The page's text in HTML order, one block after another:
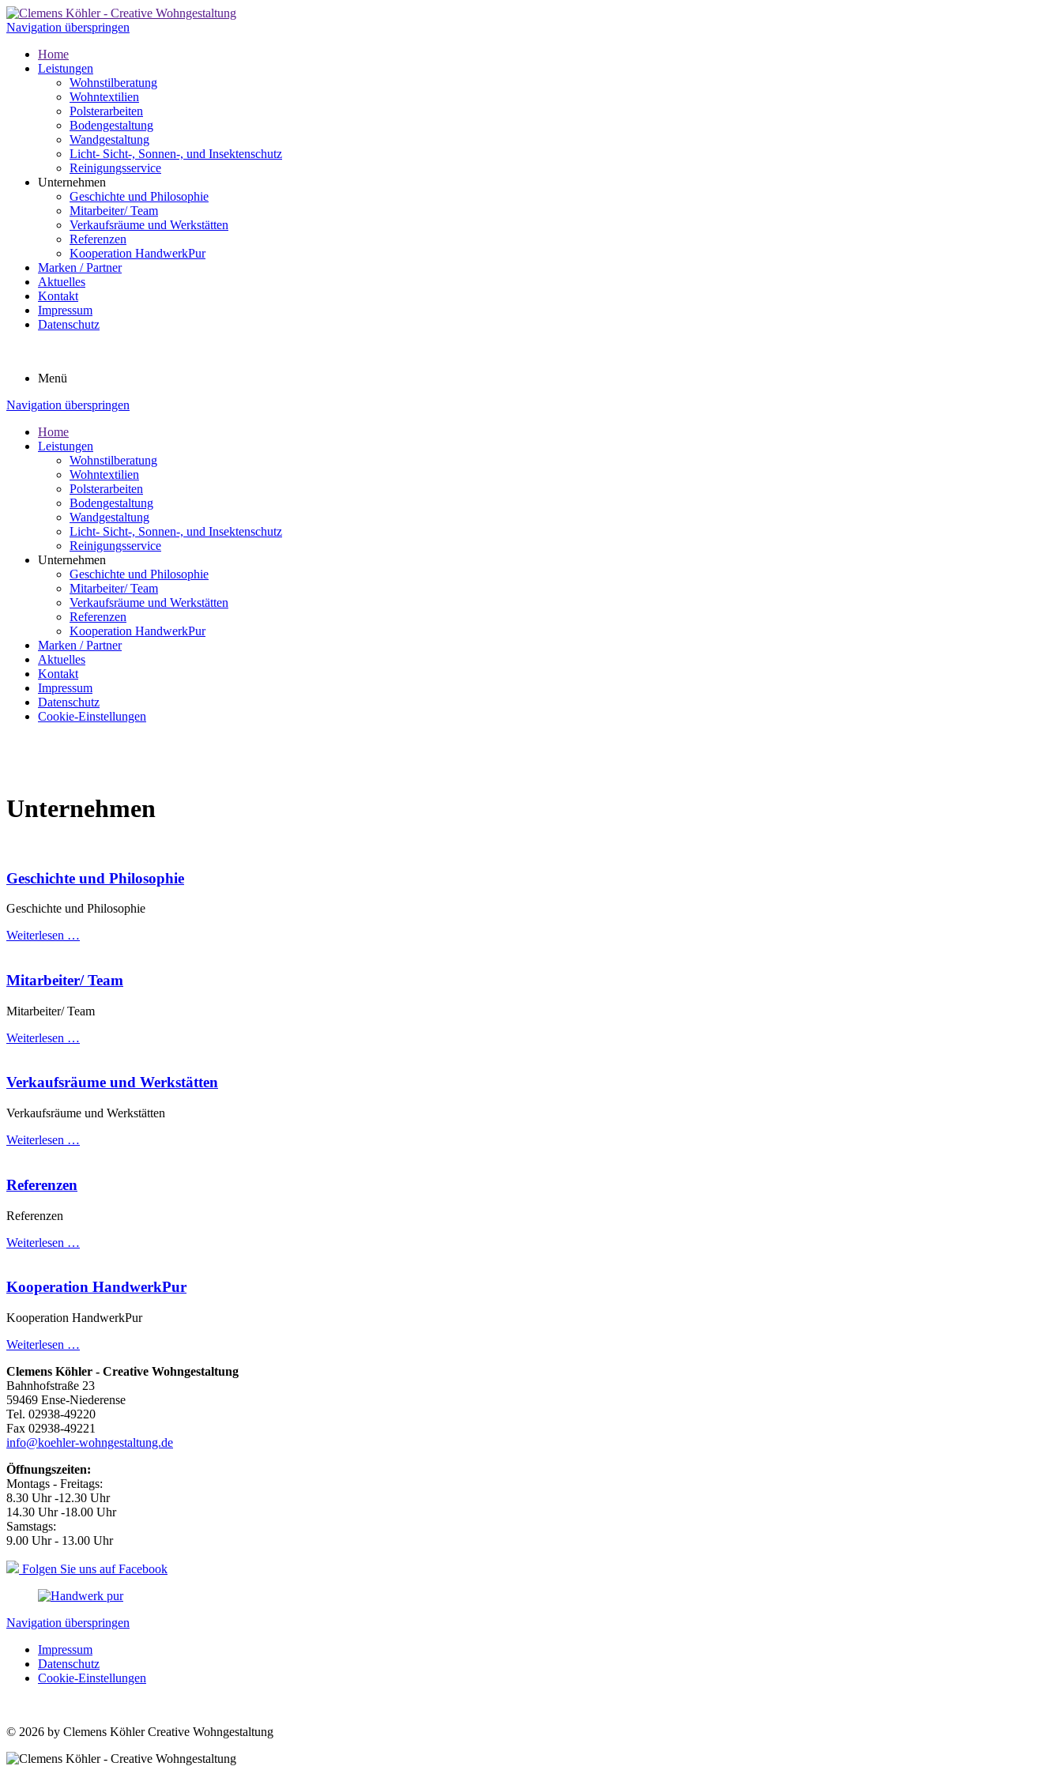
Navigation überspringen
Home
Leistungen
Wohnstilberatung
Wohntextilien
Polsterarbeiten
Bodengestaltung
Wandgestaltung
Licht- Sicht-, Sonnen-, und Insektenschutz
Reinigungsservice
Unternehmen
Geschichte und Philosophie
Mitarbeiter/ Team
Verkaufsräume und Werkstätten
Referenzen
Kooperation HandwerkPur
Marken / Partner
Aktuelles
Kontakt
Impressum
Datenschutz
Menü
Navigation überspringen
Home
Leistungen
Wohnstilberatung
Wohntextilien
Polsterarbeiten
Bodengestaltung
Wandgestaltung
Licht- Sicht-, Sonnen-, und Insektenschutz
Reinigungsservice
Unternehmen
Geschichte und Philosophie
Mitarbeiter/ Team
Verkaufsräume und Werkstätten
Referenzen
Kooperation HandwerkPur
Marken / Partner
Aktuelles
Kontakt
Impressum
Datenschutz
Cookie-Einstellungen
Unternehmen
Geschichte und Philosophie
Geschichte und Philosophie
Weiterlesen …
Mitarbeiter/ Team
Mitarbeiter/ Team
Weiterlesen …
Verkaufsräume und Werkstätten
Verkaufsräume und Werkstätten
Weiterlesen …
Referenzen
Referenzen
Weiterlesen …
Kooperation HandwerkPur
Kooperation HandwerkPur
Weiterlesen …
Clemens Köhler - Creative Wohngestaltung
Bahnhofstraße 23
59469 Ense-Niederense
Tel. 02938-49220
Fax 02938-49221
info@koehler-wohngestaltung.de
Öffnungszeiten:
Montags - Freitags:
8.30 Uhr -12.30 Uhr
14.30 Uhr -18.00 Uhr
Samstags:
9.00 Uhr - 13.00 Uhr
Folgen Sie uns auf Facebook
Navigation überspringen
Impressum
Datenschutz
Cookie-Einstellungen
© 2026 by Clemens Köhler Creative Wohngestaltung